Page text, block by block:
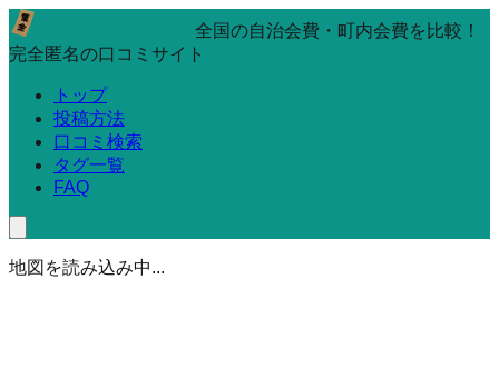
全国の自治会費・町内会費を比較！
完全匿名の口コミサイト
トップ
投稿方法
口コミ検索
タグ一覧
FAQ
地図を読み込み中...